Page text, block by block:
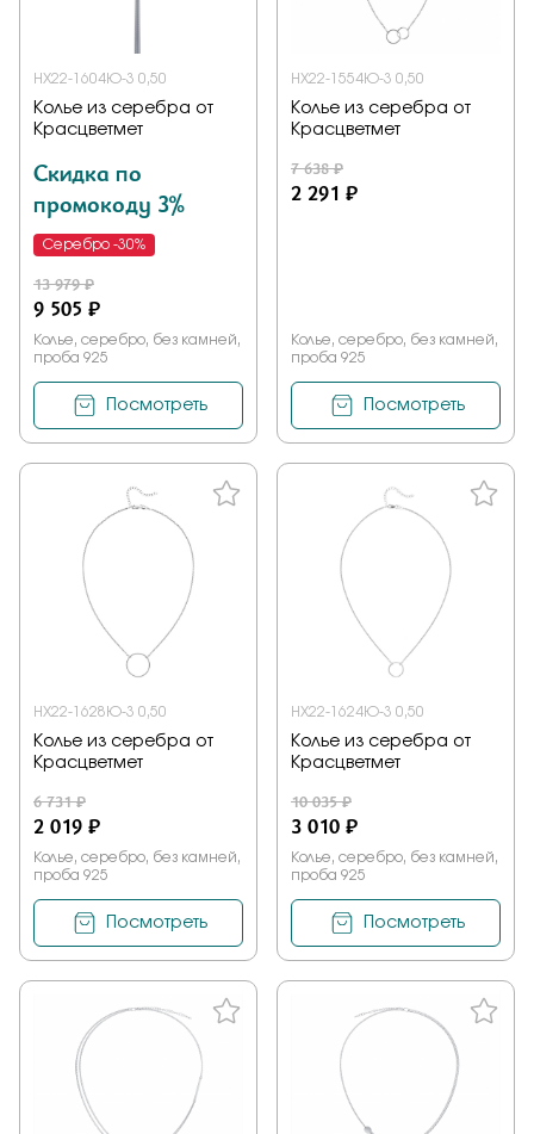
НХ22-1604Ю-3 0,50
Колье из серебра от
Красцветмет
Скидка по
промокоду 3%
Серебро -30%
13 979 ₽
9 505 ₽
Колье, серебро, без камней,
проба 925
Посмотреть
НХ22-1554Ю-3 0,50
Колье из серебра от
Красцветмет
7 638 ₽
2 291 ₽
Колье, серебро, без камней,
проба 925
Посмотреть
НХ22-1628Ю-3 0,50
Колье из серебра от
Красцветмет
6 731 ₽
2 019 ₽
Колье, серебро, без камней,
проба 925
Посмотреть
НХ22-1624Ю-3 0,50
Колье из серебра от
Красцветмет
10 035 ₽
3 010 ₽
Колье, серебро, без камней,
проба 925
Посмотреть